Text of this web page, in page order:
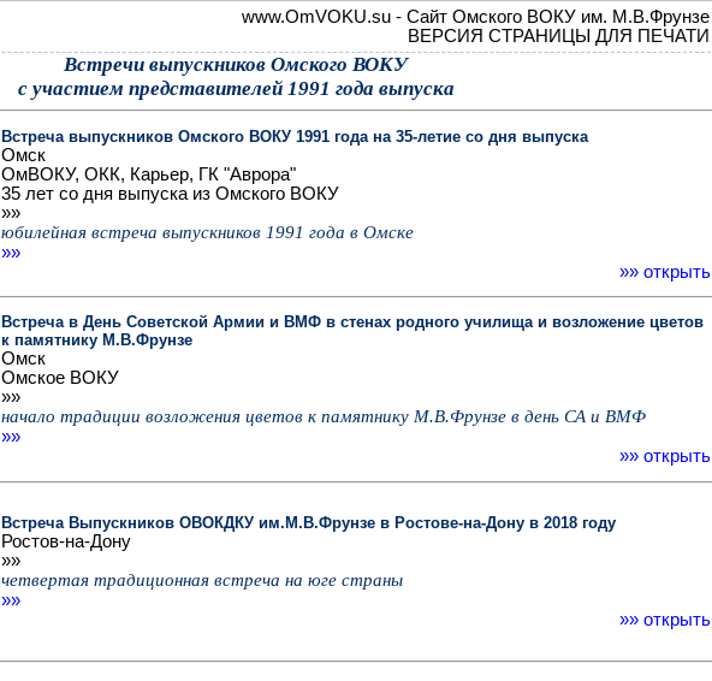
www.OmVOKU.su - Сайт Омского ВОКУ им. М.В.Фрунзе
ВЕРСИЯ СТРАНИЦЫ ДЛЯ ПЕЧАТИ
Встречи выпускников Омского ВОКУ
с участием представителей 1991 года выпуска
Встреча выпускников Омского ВОКУ 1991 года на 35-летие со дня выпуска
Омск
ОмВОКУ, ОКК, Карьер, ГК "Аврора"
35 лет со дня выпуска из Омского ВОКУ
»»
юбилейная встреча выпускников 1991 года в Омске
»»
»» открыть
Встреча в День Советской Армии и ВМФ в стенах родного училища и возложение цветов
к памятнику М.В.Фрунзе
Омск
Омское ВОКУ
»»
начало традиции возложения цветов к памятнику М.В.Фрунзе в день СА и ВМФ
»»
»» открыть
Встреча Выпускников ОВОКДКУ им.М.В.Фрунзе в Ростове-на-Дону в 2018 году
Ростов-на-Дону
»»
четвертая традиционная встреча на юге страны
»»
»» открыть